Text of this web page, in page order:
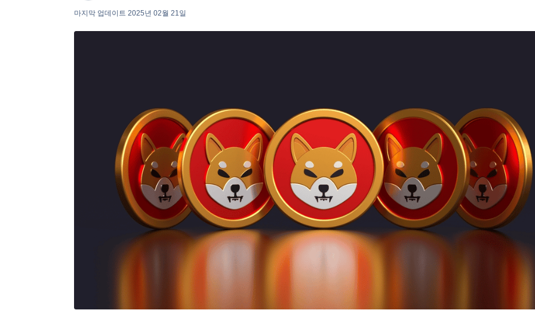
마지막 업데이트 2025년 02월 21일